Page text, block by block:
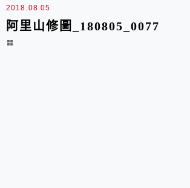
2018.08.05
阿里山修圖_180805_0077